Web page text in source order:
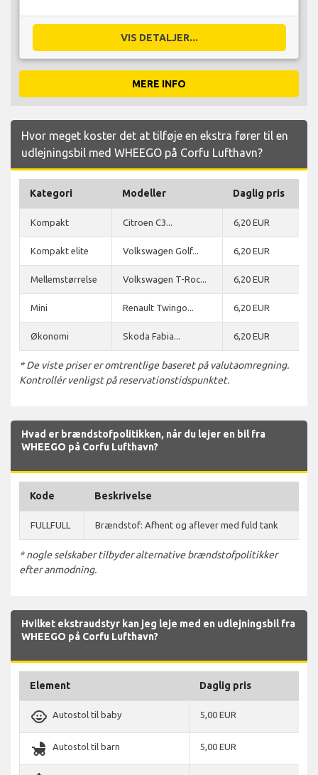
VIS DETALJER...
MERE INFO
Hvor meget koster det at tilføje en ekstra fører til en
udlejningsbil med WHEEGO på Corfu Lufthavn?
Kategori Modeller Daglig pris
Kompakt Citroen C3... 6,20 EUR
Kompakt elite Volkswagen Golf... 6,20 EUR
Mellemstørrelse Volkswagen T-Roc... 6,20 EUR
Mini Renault Twingo... 6,20 EUR
Økonomi Skoda Fabia... 6,20 EUR
* De viste priser er omtrentlige baseret på valutaomregning.
Kontrollér venligst på reservationstidspunktet.
Hvad er brændstofpolitikken, når du lejer en bil fra
WHEEGO på Corfu Lufthavn?
Kode Beskrivelse
FULLFULL Brændstof: Afhent og aflever med fuld tank
* nogle selskaber tilbyder alternative brændstofpolitikker
efter anmodning.
Hvilket ekstraudstyr kan jeg leje med en udlejningsbil fra
WHEEGO på Corfu Lufthavn?
Element Daglig pris
child_care Autostol til baby 5,00 EUR
child_friendly Autostol til barn 5,00 EUR